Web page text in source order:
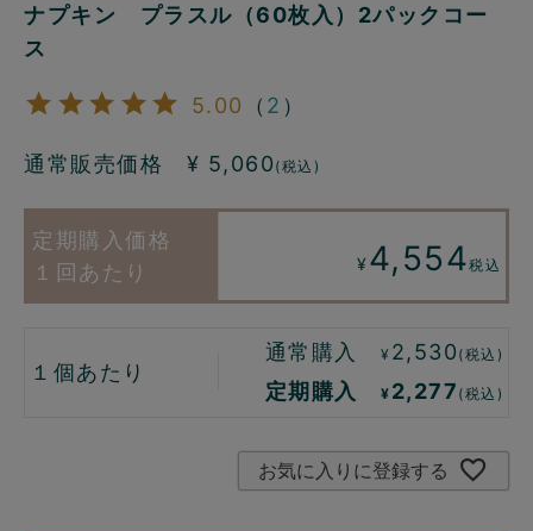
ナプキン プラスル（60枚入）2パックコー
ス
5.00 （ 2 ）
通常販売価格 ¥ 5,060 (税込)
１回あたり ¥ 4,554税込
１個あたり
通常購入 ¥ 2,530 (税込)
定期購入 ¥ 2,277 (税込)
お気に入りに登録する